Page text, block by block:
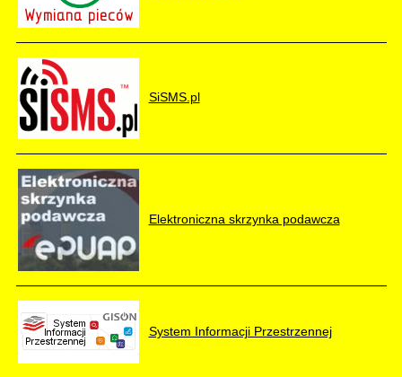
SiSMS.pl
Elektroniczna skrzynka podawcza
System Informacji Przestrzennej